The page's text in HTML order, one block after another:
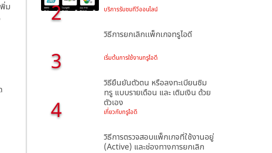
ม
2
3
วิธีการยกเลิกเเพ็กเกจทรูไอดี
เริ่มต้นการใช้งานทรูไอดี
4
วิธียืนยันตัวตน หรือลงทะเบียนซิม
ทรู แบบรายเดือน และ เติมเงิน ด้วย
ตัวเอง
เกี่ยวกับทรูไอดี
วิธีการตรวจสอบแพ็กเกจที่ใช้งานอยู่
(Active) และช่องทางการยกเลิก